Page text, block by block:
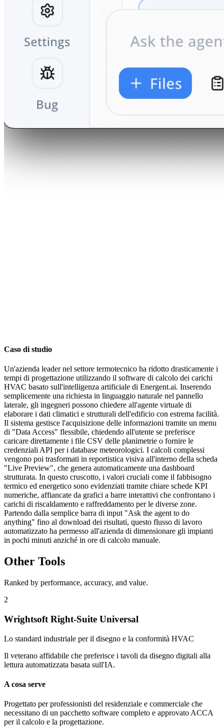
Caso di studio
Un'azienda leader nel settore termotecnico ha ridotto drasticamente i
tempi di progettazione utilizzando il software di calcolo dei carichi
HVAC basato sull'intelligenza artificiale di Energent.ai. Inserendo
semplicemente una richiesta in linguaggio naturale nel pannello
laterale, gli ingegneri possono chiedere all'agente virtuale di
elaborare i dati climatici e strutturali dell'edificio con estrema facilità.
Il sistema gestisce l'acquisizione delle informazioni tramite un menu
di "Data Access" flessibile, chiedendo all'utente se preferisce
caricare direttamente i file CSV delle planimetrie o fornire le
credenziali API per i database meteorologici. I calcoli complessi
vengono poi trasformati in reportistica visiva all'interno della scheda
"Live Preview", che genera automaticamente una dashboard
strutturata. In questo cruscotto, i valori cruciali come il fabbisogno
termico ed energetico sono evidenziati tramite chiare schede KPI
numeriche, affiancate da grafici a barre interattivi che confrontano i
carichi di riscaldamento e raffreddamento per le diverse zone.
Partendo dalla semplice barra di input "Ask the agent to do
anything" fino al download dei risultati, questo flusso di lavoro
automatizzato ha permesso all'azienda di dimensionare gli impianti
in pochi minuti anziché in ore di calcolo manuale.
Other Tools
Ranked by performance, accuracy, and value.
2
Wrightsoft Right-Suite Universal
Lo standard industriale per il disegno e la conformità HVAC
Il veterano affidabile che preferisce i tavoli da disegno digitali alla
lettura automatizzata basata sull'IA.
A cosa serve
Progettato per professionisti del residenziale e commerciale che
necessitano di un pacchetto software completo e approvato ACCA
per il calcolo e la progettazione.